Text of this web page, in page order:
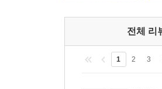
일단은 따라 들어가야
아파트 부의 지도》는
지역을 추천한다.
전체 리
1 2 3